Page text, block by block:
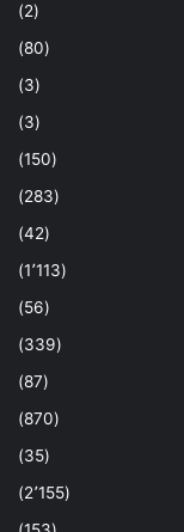
(2)
(80)
(3)
(3)
(150)
(283)
(42)
(1٬113)
(56)
(339)
(87)
(870)
(35)
(2٬155)